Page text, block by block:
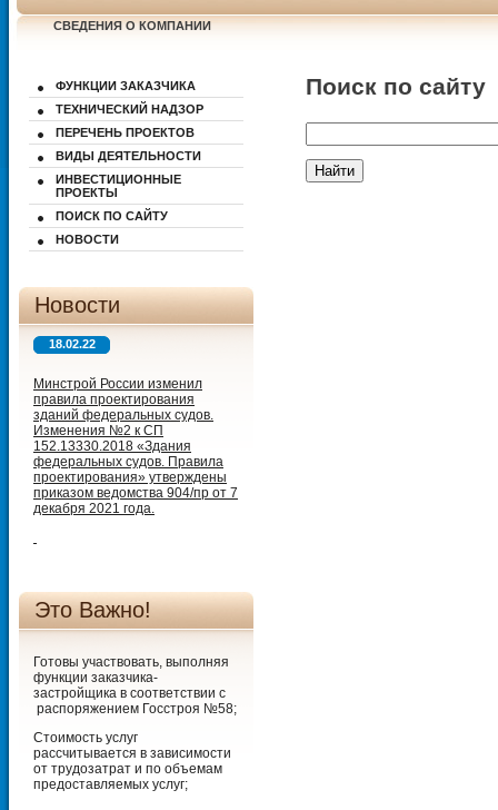
СВЕДЕНИЯ О КОМПАНИИ
ФУНКЦИИ ЗАКАЗЧИКА
ТЕХНИЧЕСКИЙ НАДЗОР
ПЕРЕЧЕНЬ ПРОЕКТОВ
ВИДЫ ДЕЯТЕЛЬНОСТИ
ИНВЕСТИЦИОННЫЕ
ПРОЕКТЫ
ПОИСК ПО САЙТУ
НОВОСТИ
Новости
18.02.22
Минстрой России изменил
правила проектирования
зданий федеральных судов.
Изменения №2 к СП
152.13330.2018 «Здания
федеральных судов. Правила
проектирования» утверждены
приказом ведомства 904/пр от 7
декабря 2021 года.
Это Важно!
Готовы участвовать, выполняя
функции заказчика-
застройщика в соответствии с
распоряжением Госстроя №58;
Стоимость услуг
рассчитывается в зависимости
от трудозатрат и по объемам
предоставляемых услуг;
Поиск по сайту